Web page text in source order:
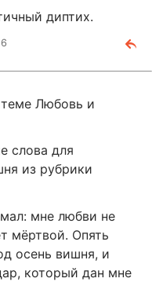
диптих.
Любовь и
слова для
из рубрики
мне любви не
мёртвой. Опять
осень вишня, и
который дан мне